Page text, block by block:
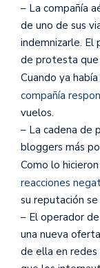
– La compañía
de uno de sus
indemnizarle. El
de protesta
Cuando ya
compañía
vuelos.
– La cadena de
bloggers más
Como lo
reacciones
su reputación
– El operador
una nueva
de ella en redes